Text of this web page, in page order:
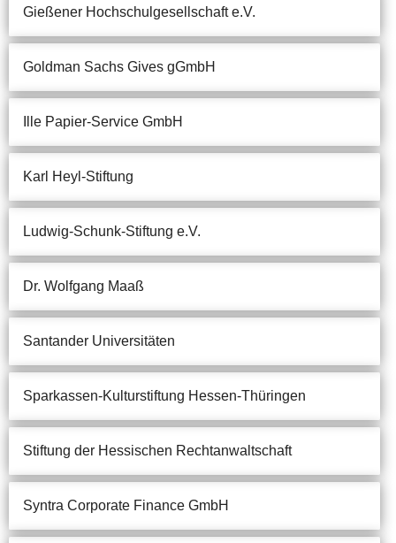
Gießener Hochschulgesellschaft e.V.
Goldman Sachs Gives gGmbH
Ille Papier-Service GmbH
Karl Heyl-Stiftung
Ludwig-Schunk-Stiftung e.V.
Dr. Wolfgang Maaß
Santander Universitäten
Sparkassen-Kulturstiftung Hessen-Thüringen
Stiftung der Hessischen Rechtanwaltschaft
Syntra Corporate Finance GmbH